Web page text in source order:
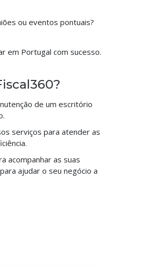
ou eventos pontuais?
em Portugal com sucesso.
de um escritório
serviços para atender as
acompanhar as suas
ajudar o seu negócio a